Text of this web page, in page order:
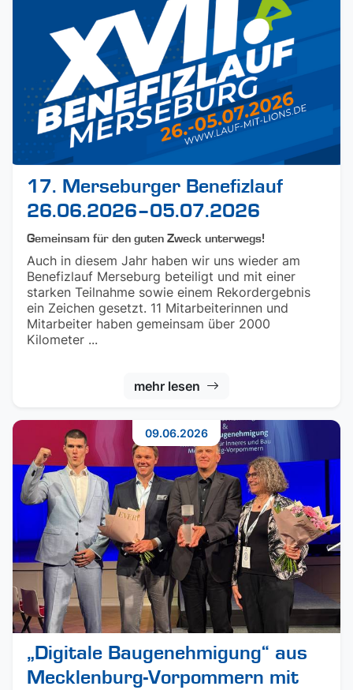
17. Merseburger Benefizlauf
26.06.2026–05.07.2026
Gemeinsam für den guten Zweck unterwegs!
Auch in diesem Jahr haben wir uns wieder am
Benefizlauf Merseburg beteiligt und mit einer
starken Teilnahme sowie einem Rekordergebnis
ein Zeichen gesetzt. 11 Mitarbeiterinnen und
Mitarbeiter haben gemeinsam über 2000
Kilometer ...
mehr lesen
„Digitale Baugenehmigung“ aus
Mecklenburg-Vorpommern mit
09.06.2026